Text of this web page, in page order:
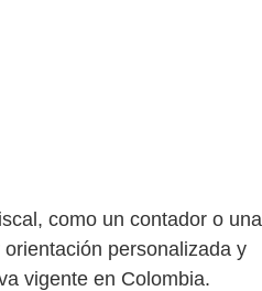
como un contador o una
personalizada y
vigente en Colombia.